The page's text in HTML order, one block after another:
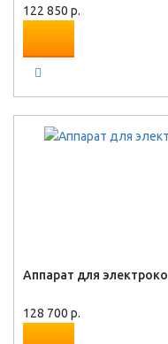
122 850 р.
Аппарат для
128 700 р.